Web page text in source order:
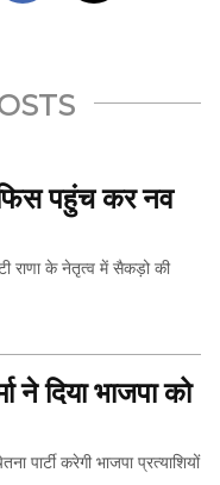
पहुंच कर नव
राणा के नेतृत्व में सैकड़ो की
ने दिया भाजपा को
पार्टी करेगी भाजपा प्रत्‍याशियों